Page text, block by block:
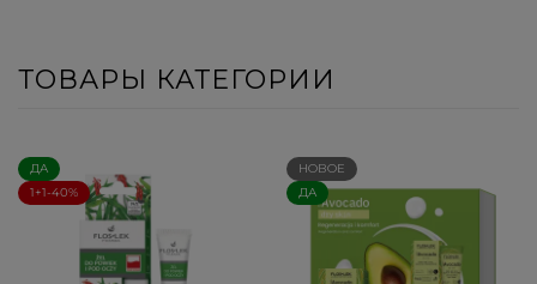
ТОВАРЫ КАТЕГОРИИ
ДА
1+1-40%
НОВОЕ
ДА